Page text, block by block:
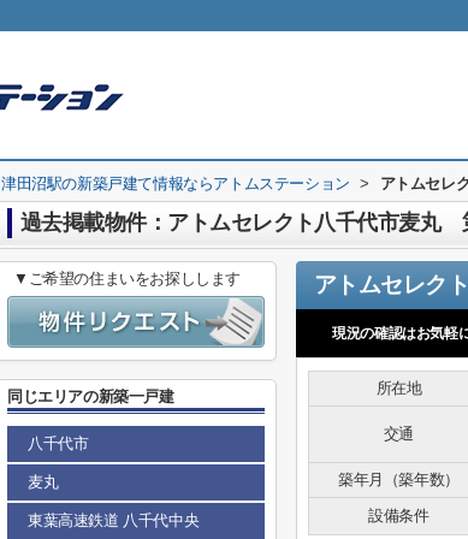
津田沼駅の新築戸建て情報ならアトムステーション > アトムセレ
過去掲載物件：アトムセレクト八千代市麦
現況の確認はお気軽
所在地
交通
築年月（築年数）
設備条件
▼ご希望の住まいをお探しします
同じエリアの新築一戸建
八千代市
麦丸
東葉高速鉄道 八千代中央